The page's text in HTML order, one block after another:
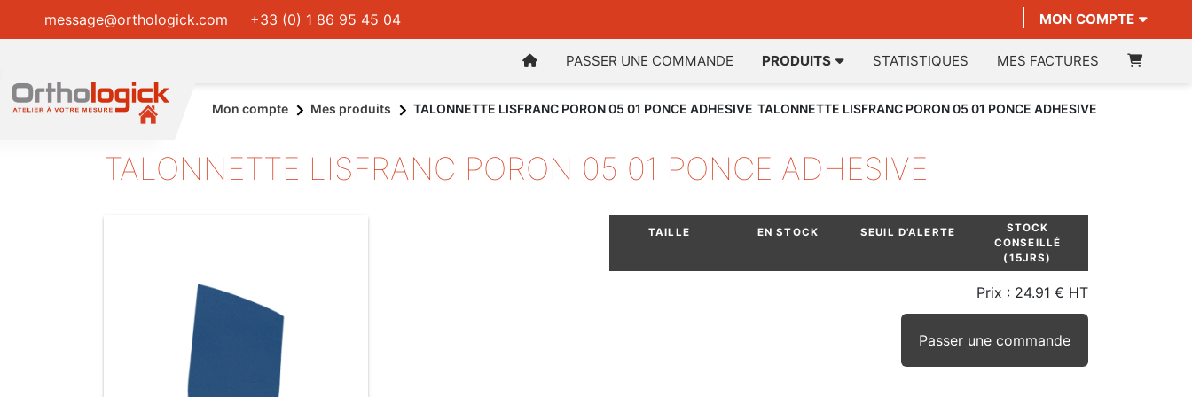
message@orthologick.com +33 (0) 1 86 95 45 04 MON COMPTE
PASSER UNE COMMANDE PRODUITS STATISTIQUES MES FACTURES
Mon compte Mes produits TALONNETTE LISFRANC PORON 05 01 PONCE ADHESIVE TALONNETTE LISFRANC PORON 05 01 PONCE ADHESIVE
TALONNETTE LISFRANC PORON 05 01 PONCE ADHESIVE
TAILLE EN STOCK SEUIL D'ALERTE
STOCK
CONSEILLÉ
(15JRS)
Prix : 24.91 € HT
Passer une commande